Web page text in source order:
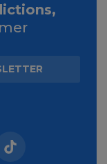
fenêtre)fenêtre)
(nouvelle
Tiktok (nouvelle